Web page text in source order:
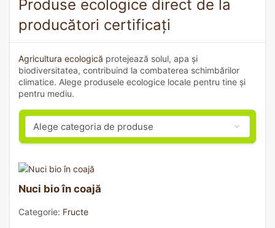
Produse ecologice direct de la
producători certificați
Agricultura ecologică protejează solul, apa și
biodiversitatea, contribuind la combaterea schimbărilor
climatice. Alege produsele ecologice locale pentru tine și
pentru mediu.
Nuci bio în coajă
Categorie: Fructe